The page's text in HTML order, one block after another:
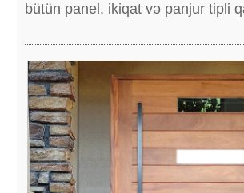
bütün panel, ikiqat və panjur tipli